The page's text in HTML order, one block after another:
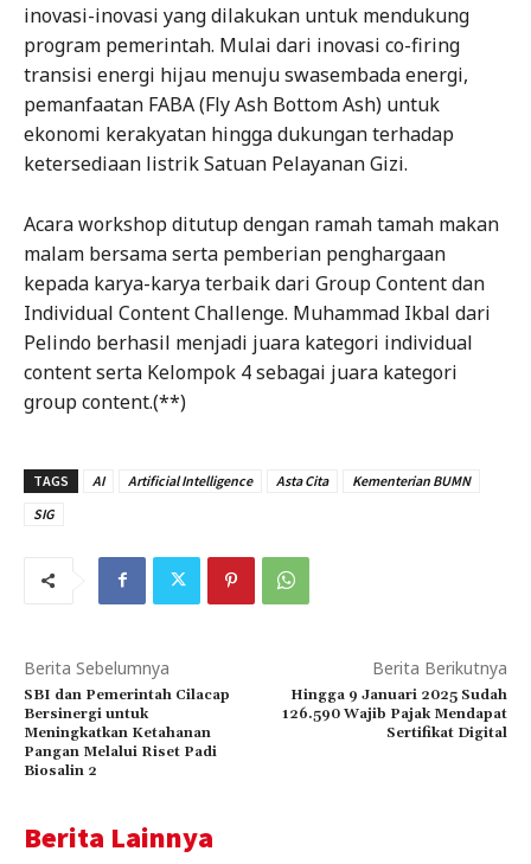
inovasi-inovasi yang dilakukan untuk mendukung
program pemerintah. Mulai dari inovasi co-firing
transisi energi hijau menuju swasembada energi,
pemanfaatan FABA (Fly Ash Bottom Ash) untuk
ekonomi kerakyatan hingga dukungan terhadap
ketersediaan listrik Satuan Pelayanan Gizi.
Acara workshop ditutup dengan ramah tamah makan
malam bersama serta pemberian penghargaan
kepada karya-karya terbaik dari Group Content dan
Individual Content Challenge. Muhammad Ikbal dari
Pelindo berhasil menjadi juara kategori individual
content serta Kelompok 4 sebagai juara kategori
group content.(**)
TAGS AI Artificial Intelligence Asta Cita
Kementerian BUMN
SIG
Berita Sebelumnya
SBI dan Pemerintah Cilacap
Bersinergi untuk
Meningkatkan Ketahanan
Pangan Melalui Riset Padi
Biosalin 2
Berita Berikutnya
Hingga 9 Januari 2025 Sudah
126.590 Wajib Pajak Mendapat
Sertifikat Digital
Berita Lainnya